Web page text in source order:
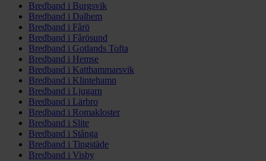
Bredband i Burgsvik
Bredband i Dalhem
Bredband i Fårö
Bredband i Fårösund
Bredband i Gotlands Tofta
Bredband i Hemse
Bredband i Katthammarsvik
Bredband i Klintehamn
Bredband i Ljugarn
Bredband i Lärbro
Bredband i Romakloster
Bredband i Slite
Bredband i Stånga
Bredband i Tingstäde
Bredband i Visby